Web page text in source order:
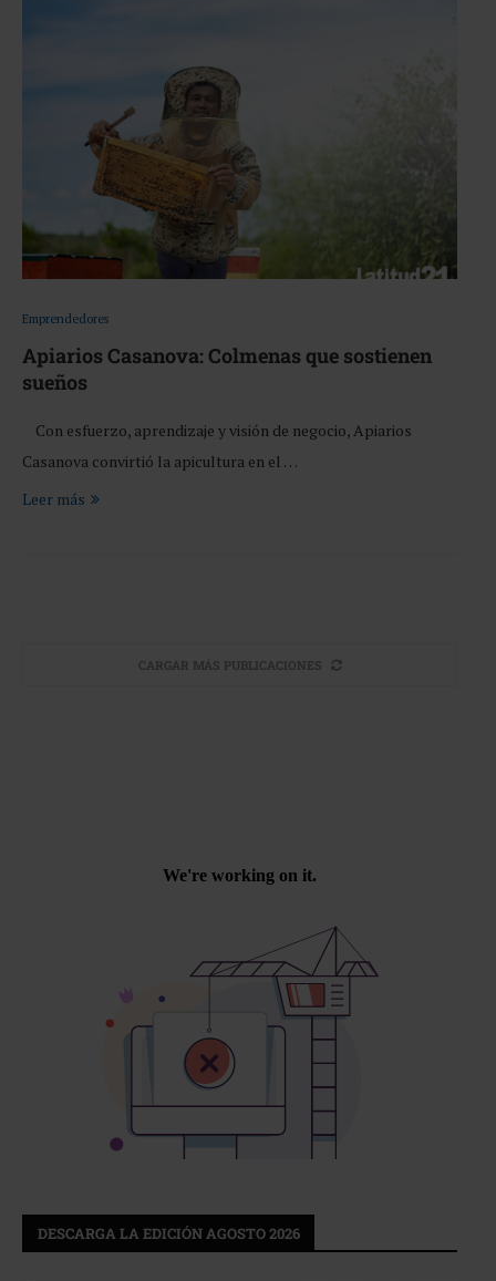
Emprendedores
Apiarios Casanova: Colmenas que sostienen
sueños
Con esfuerzo, aprendizaje y visión de negocio, Apiarios
Casanova convirtió la apicultura en el …
Leer más
CARGAR MÁS PUBLICACIONES
DESCARGA LA EDICIÓN AGOSTO 2026